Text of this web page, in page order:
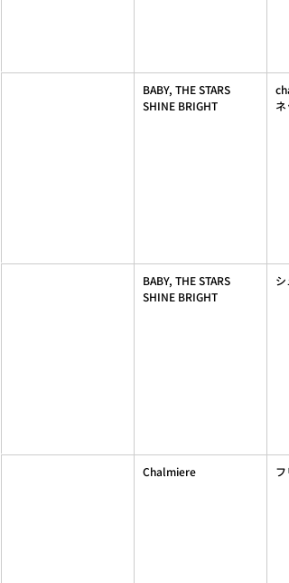
BABY, THE STARS
SHINE BRIGHT
ネ
BABY, THE STARS
SHINE BRIGHT
Chalmiere フ